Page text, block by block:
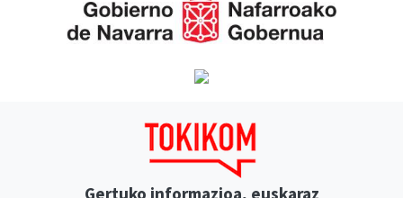
Gertuko informazioa, euskaraz